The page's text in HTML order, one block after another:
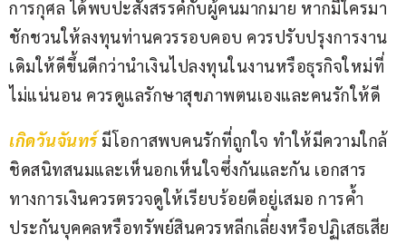
การกุศล ได้พบปะสังสรรค์กับผู้คนมากมาย หากมีใครมา
ชักชวนให้ลงทุนท่านควรรอบคอบ ควรปรับปรุงการงาน
เดิมให้ดีขึ้นดีกว่านำเงินไปลงทุนในงานหรือธุรกิจใหม่ที่
ไม่แน่นอน ควรดูแลรักษาสุขภาพตนเองและคนรักให้ดี
เกิดวันจันทร์ มีโอกาสพบคนรักที่ถูกใจ ทำให้มีความใกล้
ชิดสนิทสนมและเห็นอกเห็นใจซึ่งกันและกัน เอกสาร
ทางการเงินควรตรวจดูให้เรียบร้อยดีอยู่เสมอ การค้ำ
ประกันบุคคลหรือทรัพย์สินควรหลีกเลี่ยงหรือปฏิเสธเสีย